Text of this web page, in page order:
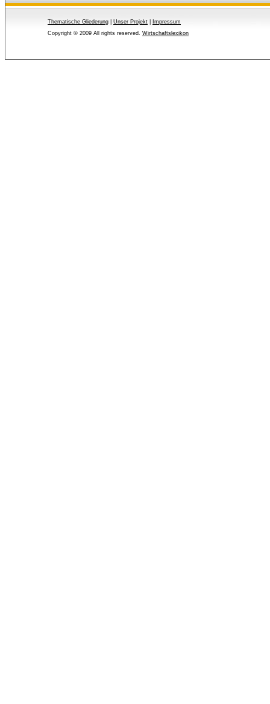
Thematische Gliederung Unser Projekt
Impressum
Copyright © 2009 All rights reserved. Wirtschaftslexikon